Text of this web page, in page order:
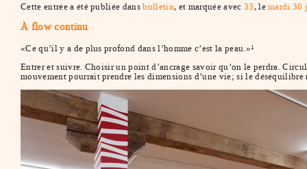
Cette entrée a été publiée dansbulletin , et marquée avec 33 , lemardi 30
À flow continu
«Ce qu’il y a de plus profond dans l’homme c’est la peau.» 1
Entrer et suivre. Choisir un point d’ancrage savoir qu’on le perdra.
mouvement pourrait prendre les dimensions d’une vie; si le